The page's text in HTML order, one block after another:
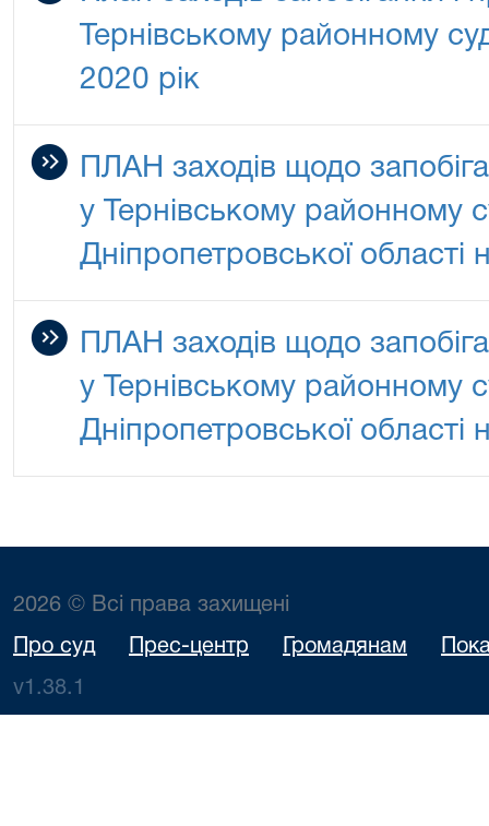
Тернівському районному
2020 рік
ПЛАН заходів щодо
у Тернівському районному
Дніпропетровської області
ПЛАН заходів щодо
у Тернівському районному
Дніпропетровської області
2026 © Всі права захищені
Про суд Прес-центр Громадянам
v1.38.1